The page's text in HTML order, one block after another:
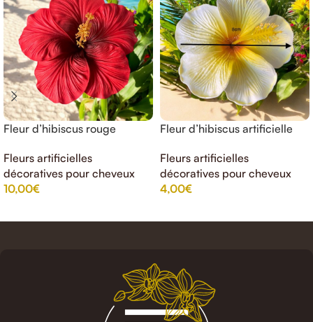
Fleur d’hibiscus rouge
Fleurs artificielles
décoratives pour cheveux
10,00€
Fleur d’hibiscus artificielle
)8cm
Fleurs artificielles
décoratives pour cheveux
4,00€